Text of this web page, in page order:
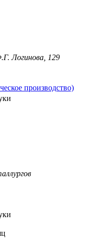
Логинова, 129
производство)